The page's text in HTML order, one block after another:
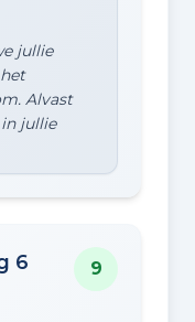
Bedankt!
jullie
Alvast
jullie
6 9